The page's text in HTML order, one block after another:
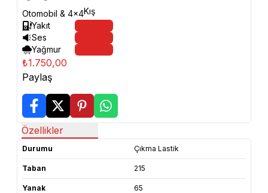
Otomobil & 4x4Kış
Yakıt
Ses
Yağmur
₺1.750,00
Paylaş
Özellikler
Durumu Çıkma Lastik
Taban 215
Yanak 65